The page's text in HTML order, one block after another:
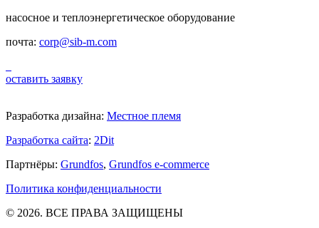
насосное и теплоэнергетическое оборудование
почта: corp@sib-m.com
оставить заявку
Разработка дизайна: Местное племя
Разработка сайта: 2Dit
Партнёры: Grundfos, Grundfos e-commerce
Политика конфиденциальности
© 2026. ВСЕ ПРАВА ЗАЩИЩЕНЫ